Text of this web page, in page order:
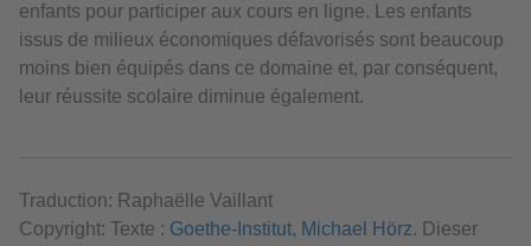
enfants pour participer aux cours en ligne. Les enfants
issus de milieux économiques défavorisés sont beaucoup
moins bien équipés dans ce domaine et, par conséquent,
leur réussite scolaire diminue également.
Traduction: Raphaëlle Vaillant
Copyright: Texte : Goethe-Institut, Michael Hörz. Dieser